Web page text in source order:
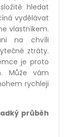
hledat
vydělávat
vlastníkem.
na chvíli
ztráty.
je proto
Může vám
rychleji
průběh